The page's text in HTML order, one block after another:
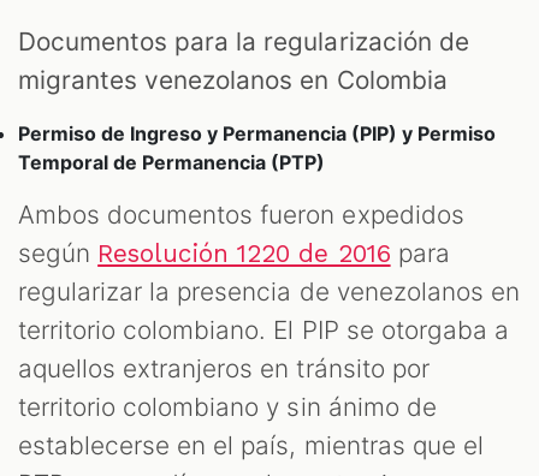
Documentos para la regularización de
migrantes venezolanos en Colombia
Permiso de Ingreso y Permanencia (PIP) y Permiso
Temporal de Permanencia (PTP)
Ambos documentos fueron expedidos
según Resolución 1220 de 2016 para
regularizar la presencia de venezolanos en
territorio colombiano. El PIP se otorgaba a
aquellos extranjeros en tránsito por
territorio colombiano y sin ánimo de
establecerse en el país, mientras que el